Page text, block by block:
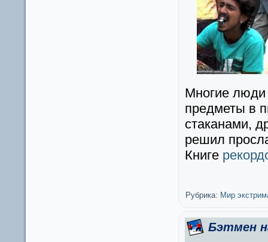
Многие люди
предметы в
стаканами,
решил
Книге
Рубрика: Мир
Бэтмен